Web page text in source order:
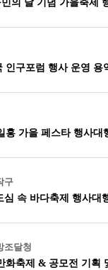
인구포럼 행사 운영 용
홍 가을 페스타 행사대
구
심 속 바다축제 행사대
조달청
화축제 & 공모전 기획